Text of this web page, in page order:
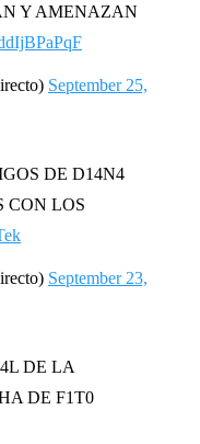
Y AMENAZAN
September 25,
DE D14N4
CON LOS
September 23,
DE LA
DE F1T0